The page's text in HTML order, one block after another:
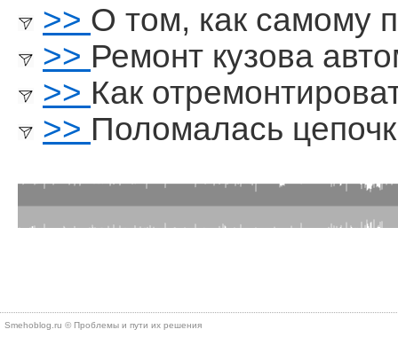
>> О том, как самому
>> Ремонт кузова
>> Как
>> Поломалась
Smehoblog.ru © Проблемы и пути их решения